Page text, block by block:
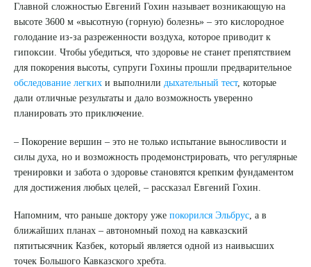
Главной сложностью Евгений Гохин называет возникающую на
высоте 3600 м «высотную (горную) болезнь» – это кислородное
голодание из-за разреженности воздуха, которое приводит к
гипоксии. Чтобы убедиться, что здоровье не станет препятствием
для покорения высоты, супруги Гохины прошли предварительное
обследование легких и выполнили дыхательный тест, которые
дали отличные результаты и дало возможность уверенно
планировать это приключение.
– Покорение вершин – это не только испытание выносливости и
силы духа, но и возможность продемонстрировать, что регулярные
тренировки и забота о здоровье становятся крепким фундаментом
для достижения любых целей, – рассказал Евгений Гохин.
Напомним, что раньше доктору уже покорился Эльбрус , а в
ближайших планах – автономный поход на кавказский
пятитысячник Казбек, который является одной из наивысших
точек Большого Кавказского хребта.
ОТПРАВИТЬ
Я даю согласие наобработку персональных данных
Выберите сопутствующую услугу